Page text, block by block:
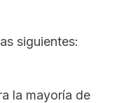
siguientes:
la mayoría de